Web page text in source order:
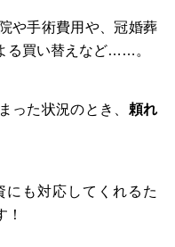
や手術費用や、冠婚葬
る買い替えなど……。
った状況のとき、 頼れ
も対応してくれるた